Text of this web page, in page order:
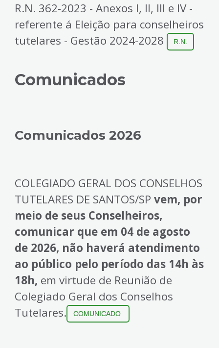
R.N. 362-2023 - Anexos I, II, III e IV -
referente á Eleição para conselheiros
tutelares - Gestão 2024-2028
R.N.
Comunicados
Comunicados 2026
COLEGIADO GERAL DOS CONSELHOS
TUTELARES DE SANTOS/SP vem, por
meio de seus Conselheiros,
comunicar que em 04 de agosto
de 2026, não haverá atendimento
ao público pelo período das 14h às
18h, em virtude de Reunião de
Colegiado Geral dos Conselhos
Tutelares.
COMUNICADO